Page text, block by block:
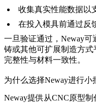
收集真实性能数据以
在投入模具前通过反
一旦验证通过，Neway
铸或其他可扩展制造方式
完整性与材料一致性。
为什么选择Neway进行小
Neway提供从CNC原型制